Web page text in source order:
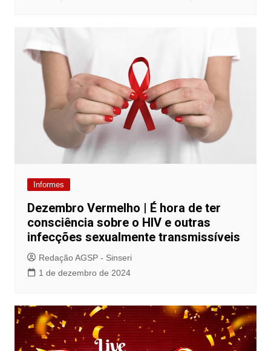
Informes
Dezembro Vermelho | É hora de ter
consciência sobre o HIV e outras
infecções sexualmente transmissíveis
Redação AGSP - Sinseri
1 de dezembro de 2024